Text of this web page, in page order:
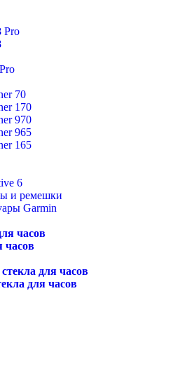
Pro
70
170
970
965
165
6
и ремешки
Garmin
часов
для часов